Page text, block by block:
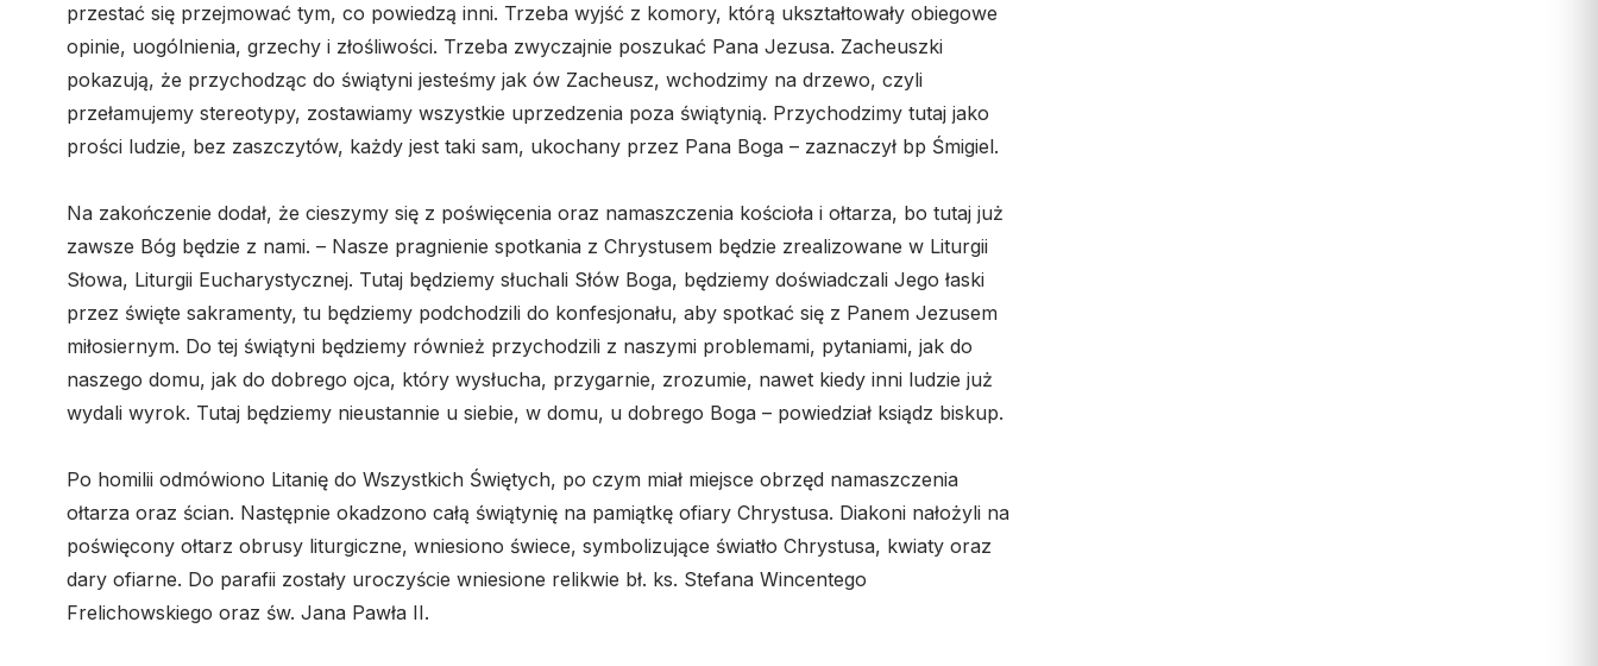
przestać się przejmować tym, co powiedzą inni. Trzeba wyjść z komory, którą ukształtowały obiegowe
opinie, uogólnienia, grzechy i złośliwości. Trzeba zwyczajnie poszukać Pana Jezusa. Zacheuszki
pokazują, że przychodząc do świątyni jesteśmy jak ów Zacheusz, wchodzimy na drzewo, czyli
przełamujemy stereotypy, zostawiamy wszystkie uprzedzenia poza świątynią. Przychodzimy tutaj jako
prości ludzie, bez zaszczytów, każdy jest taki sam, ukochany przez Pana Boga – zaznaczył bp Śmigiel.
Na zakończenie dodał, że cieszymy się z poświęcenia oraz namaszczenia kościoła i ołtarza, bo tutaj już
zawsze Bóg będzie z nami. – Nasze pragnienie spotkania z Chrystusem będzie zrealizowane w Liturgii
Słowa, Liturgii Eucharystycznej. Tutaj będziemy słuchali Słów Boga, będziemy doświadczali Jego łaski
przez święte sakramenty, tu będziemy podchodzili do konfesjonału, aby spotkać się z Panem Jezusem
miłosiernym. Do tej świątyni będziemy również przychodzili z naszymi problemami, pytaniami, jak do
naszego domu, jak do dobrego ojca, który wysłucha, przygarnie, zrozumie, nawet kiedy inni ludzie już
wydali wyrok. Tutaj będziemy nieustannie u siebie, w domu, u dobrego Boga – powiedział ksiądz biskup.
Po homilii odmówiono Litanię do Wszystkich Świętych, po czym miał miejsce obrzęd namaszczenia
ołtarza oraz ścian. Następnie okadzono całą świątynię na pamiątkę ofiary Chrystusa. Diakoni nałożyli na
poświęcony ołtarz obrusy liturgiczne, wniesiono świece, symbolizujące światło Chrystusa, kwiaty oraz
dary ofiarne. Do parafii zostały uroczyście wniesione relikwie bł. ks. Stefana Wincentego
Frelichowskiego oraz św. Jana Pawła II.